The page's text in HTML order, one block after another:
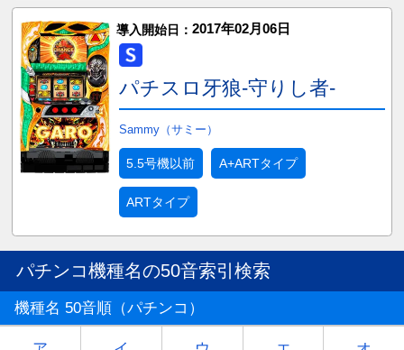
導入開始日： 2017年02月06日
パチスロ牙狼‐守りし者‐
Sammy（サミー）
5.5号機以前 A+ARTタイプ
ARTタイプ
パチンコ機種名の50音索引検索
機種名 50音順（パチンコ）